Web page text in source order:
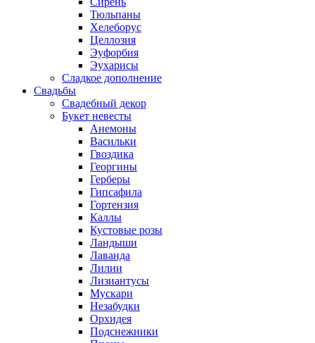
Тюльпаны
Хелеборус
Целлозия
Эуфорбия
Эухарисы
Сладкое дополнение
Свадьбы
Свадебный декор
Букет невесты
Анемоны
Васильки
Гвоздика
Георгины
Герберы
Гипсафила
Гортензия
Каллы
Кустовые розы
Ландыши
Лаванда
Лилии
Лизиантусы
Мускари
Незабудки
Орхидея
Подснежники